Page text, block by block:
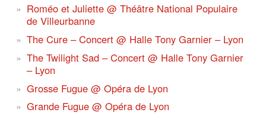
Roméo et Juliette @ Théâtre National Populaire
de Villeurbanne
The Cure – Concert @ Halle Tony Garnier – Lyon
The Twilight Sad – Concert @ Halle Tony Garnier
– Lyon
Grosse Fugue @ Opéra de Lyon
Grande Fugue @ Opéra de Lyon